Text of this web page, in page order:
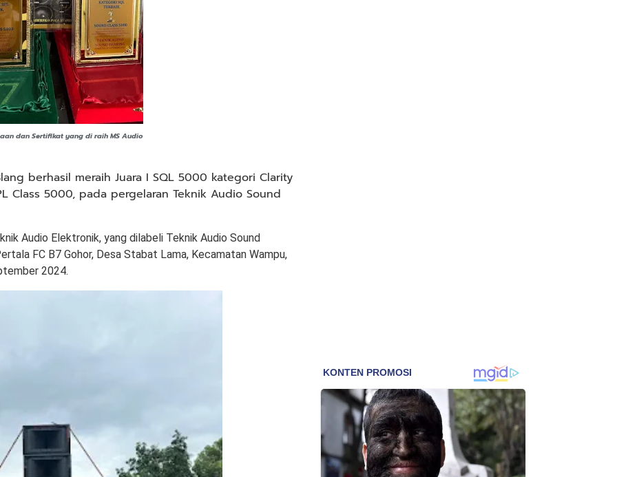
dan Sertifikat yang di raih MS Audio
berhasil meraih Juara I SQL 5000 kategori Clarity
Class 5000, pada pergelaran Teknik Audio Sound
Audio Elektronik, yang dilabeli Teknik Audio Sound
FC B7 Gohor, Desa Stabat Lama, Kecamatan Wampu,
2024.